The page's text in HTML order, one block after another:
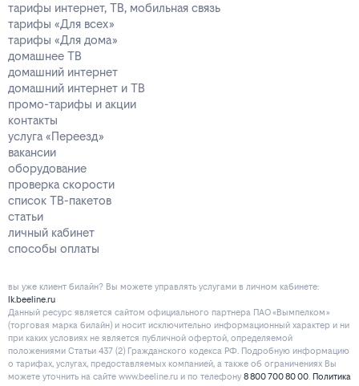
тарифы интернет, ТВ, мобильная связь
тарифы «Для всех»
тарифы «Для дома»
домашнее ТВ
домашний интернет
домашний интернет и ТВ
промо-тарифы и акции
контакты
услуга «Переезд»
вакансии
оборудование
проверка скорости
список ТВ-пакетов
статьи
личный кабинет
способы оплаты
вы уже клиент билайн? Вы можете управлять услугами в личнoм кaбинeтe:
lk.beeline.ru
Данный ресурс является сайтом официального партнера ПАО «Вымпелком»
(торговая марка билайн) и носит исключительно информационный характер и ни
при каких условиях не является публичной офертой, определяемой
положениями Статьи 437 (2) Гражданского кодекса РФ. Подробную информацию
о тарифах, услугах, предоставляемых компанией, а также об ограничениях Вы
можете уточнить на сайте www.beeline.ru и по телефону 8 800 700 80 00. Политика